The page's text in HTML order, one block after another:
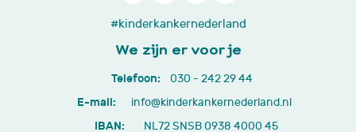
242
29
44
#kinderkankernederland
We zijn er voor je
Telefoon:
030 - 242 29 44
E-mail:
info@kinderkankernederland.nl
IBAN:
NL72 SNSB 0938 4000 45